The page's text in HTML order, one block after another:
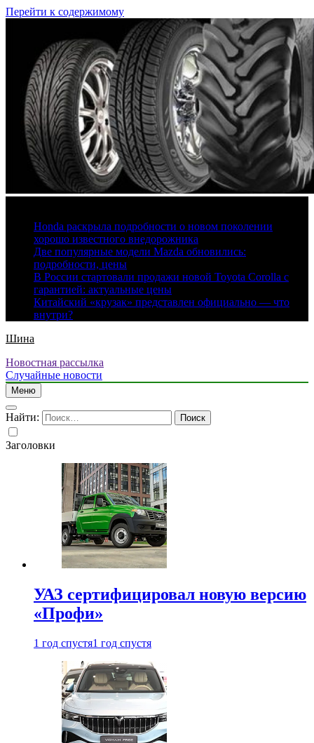
Перейти к содержимому
Honda раскрыла подробности о новом поколении
хорошо известного внедорожника
Две популярные модели Mazda обновились:
подробности, цены
В России стартовали продажи новой Toyota Corolla с
гарантией: актуальные цены
Китайский «крузак» представлен официально — что
внутри?
Шина
Новостная рассылка
Случайные новости
Меню
Найти:
Заголовки
УАЗ сертифицировал новую версию
«Профи»
1 год спустя1 год спустя